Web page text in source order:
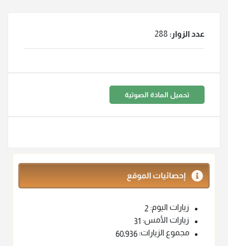
عدد الزوار: 288
تحميل المادة الصوتية
إحصائيات الموقع
زيارات اليوم: 2
زيارات الأمس: 31
مجموع الزيارات: 60٬936